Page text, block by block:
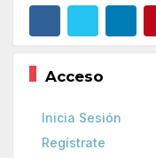
Acceso
Inicia Sesión
Regístrate